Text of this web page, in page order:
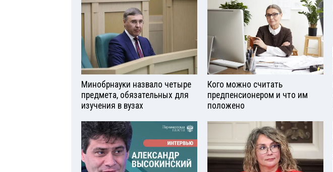
Минобрнауки назвало четыре
предмета, обязательных для
изучения в вузах
Кого можно считать
предпенсионером и что им
положено